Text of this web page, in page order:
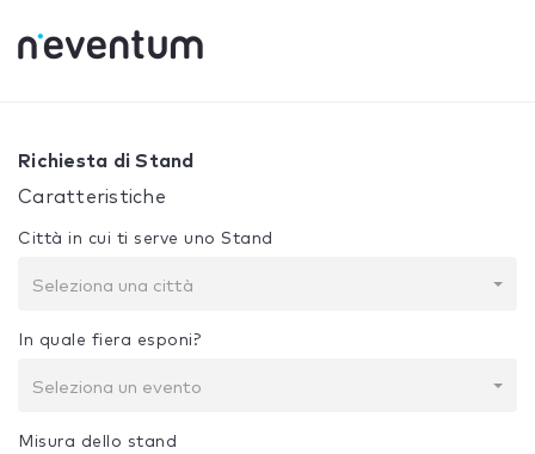
La tua selezione:
Richiesta di Stand
Caratteristiche
Città in cui ti serve uno Stand
Seleziona una città
In quale fiera esponi?
Seleziona un evento
Misura dello stand